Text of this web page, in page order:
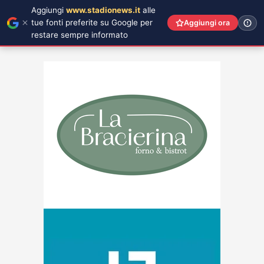
Aggiungi www.stadionews.it alle
tue fonti preferite su Google per
restare sempre informato
Aggiungi ora